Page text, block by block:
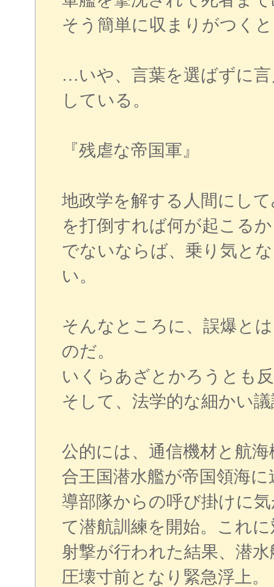
そう簡単に収まりがつく
…いや、言葉を選ばずに
している。
『残虐な帝国軍』
地政学を解する人間にし
を打倒すれば何が起こる
でないならば、乗り気と
い。
そんなところに、誤爆と
のだ。
いくらあざとかろうとも
そして、法学的な細かい
公的には、通信機材と航
合王国潜水艦が帝国領海
導部隊からの呼び掛けに
て潜航訓練を開始。これ
射撃が行われた結果、潜
圧壊寸前となり緊急浮上。